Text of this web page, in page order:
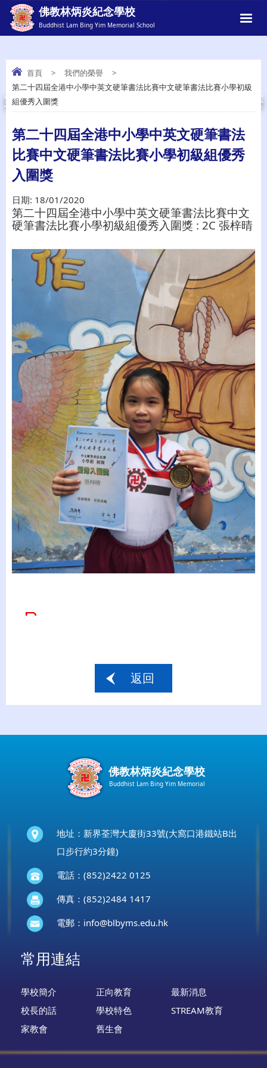
佛教林炳炎紀念學校
Buddhist Lam Bing Yim Memorial School
第二十四屆全港中小學中英文硬筆書法比賽
中文硬筆書法比賽小學初級組優秀入圍獎
首頁 > 我們的榮譽
>
第二十四屆全港中小學中英文硬筆書法比賽中文硬筆書法比賽小學初級
組優秀入圍獎
第二十四屆全港中小學中英文硬筆書法
比賽中文硬筆書法比賽小學初級組優秀
入圍獎
日期: 18/01/2020
第二十四屆全港中小學中英文硬筆書法比賽中文
硬筆書法比賽小學初級組優秀入圍獎 : 2C 張梓晴
返回
佛教林炳炎紀念學校
Buddhist Lam Bing Yim Memorial
地址：新界荃灣大廈街33號(大窩口港鐵站B出
口步行約3分鐘)
電話：(852)2422 0125
傳真：(852)2484 1417
電郵： info@blbyms.edu.hk
常用連結
學校簡介 正向教育
最新消息
校長的話
學校特色
STREAM教育
家教會
舊生會